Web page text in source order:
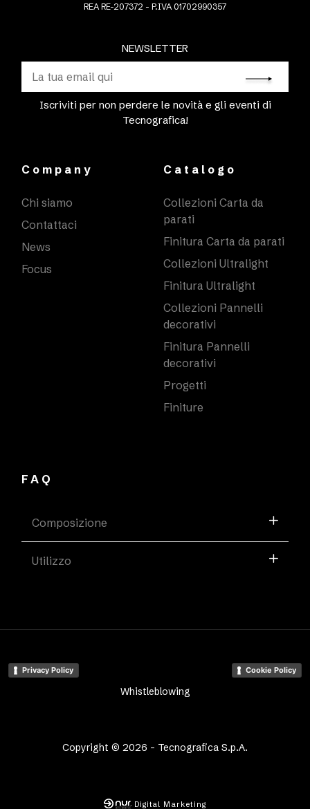
NEWSLETTER
Iscriviti per non perdere le novità e gli eventi di
Tecnografica!
REA RE-207372 - P.IVA 01702990357
Company
Chi siamo
Contattaci
News
Focus
Catalogo
Collezioni Carta da
parati
Finitura Carta da parati
Collezioni Ultralight
Finitura Ultralight
Collezioni Pannelli
decorativi
Finitura Pannelli
decorativi
Progetti
Finiture
FAQ
Composizione
Utilizzo
Copyright © 2026 - Tecnografica S.p.A.
Privacy Policy Cookie Policy
Whistleblowing
Digital Marketing